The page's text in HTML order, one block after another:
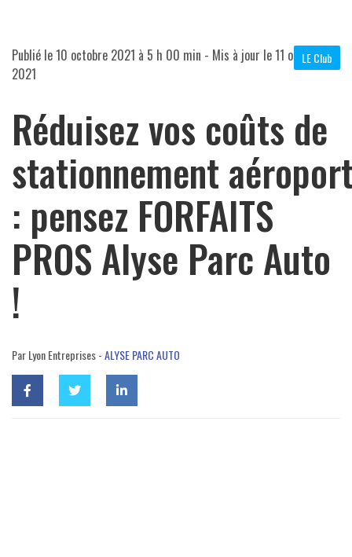
LE Club
Publié le10 octobre 2021 à 5 h 00 min - Mis à jour le11 octobre
2021
Réduisez vos coûts de
stationnement
: pensez FORFAITS
PROS Alyse Parc Auto
!
Par Lyon Entreprises -ALYSE PARC AUTO